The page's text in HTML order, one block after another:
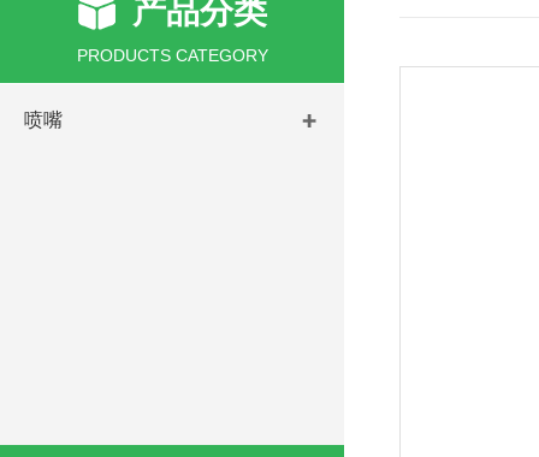
产品分类
PRODUCTS CATEGORY
喷嘴